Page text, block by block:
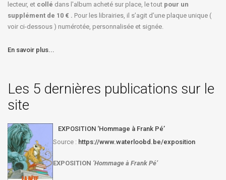
lecteur, et collé dans l'album acheté sur place, le tout pour un
supplément de 10 € . Pour les librairies, il s’agit d’une plaque unique (
voir ci-dessous ) numérotée, personnalisée et signée.
En savoir plus...
Les 5 dernières publications sur le
site
EXPOSITION ‘Hommage à Frank Pé’
Source : https://www.waterloobd.be/exposition
EXPOSITION ‘Hommage à Frank Pé’